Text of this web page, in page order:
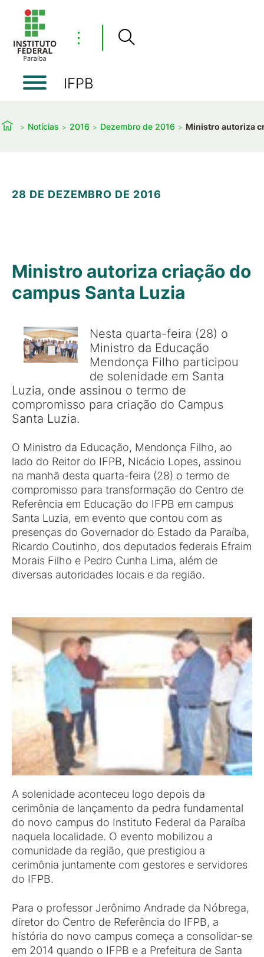
⋮
IFPB
Notícias 2016 Dezembro de 2016 Ministro autoriza
28 DE DEZEMBRO DE 2016
Ministro autoriza criação do
campus Santa Luzia
Nesta quarta-feira (28) o
Ministro da Educação
Mendonça Filho participou
de solenidade em Santa
Luzia, onde assinou o termo de
compromisso para criação do Campus
Santa Luzia.
O Ministro da Educação, Mendonça Filho, ao
lado do Reitor do IFPB, Nicácio Lopes, assinou
na manhã desta quarta-feira (28) o termo de
compromisso para transformação do Centro de
Referência em Educação do IFPB em campus
Santa Luzia, em evento que contou com as
presenças do Governador do Estado da Paraíba,
Ricardo Coutinho, dos deputados federais Efraim
Morais Filho e Pedro Cunha Lima, além de
diversas autoridades locais e da região.
A solenidade aconteceu logo depois da
cerimônia de lançamento da pedra fundamental
do novo campus do Instituto Federal da Paraíba
naquela localidade. O evento mobilizou a
comunidade da região, que prestigiou a
cerimônia juntamente com gestores e servidores
do IFPB.
Para o professor Jerônimo Andrade da Nóbrega,
diretor do Centro de Referência do IFPB, a
história do novo campus começa a consolidar-se
em 2014 quando o IFPB e a Prefeitura de Santa